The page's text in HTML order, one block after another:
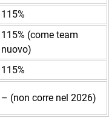
115%
115% (come team
nuovo)
115%
– (non corre nel 2026)